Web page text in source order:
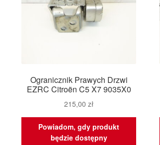
Ogranicznik Prawych Drzwi
EZRC Citroën C5 X7 9035X0
215,00zł
Powiadom, gdy produkt
będzie dostępny